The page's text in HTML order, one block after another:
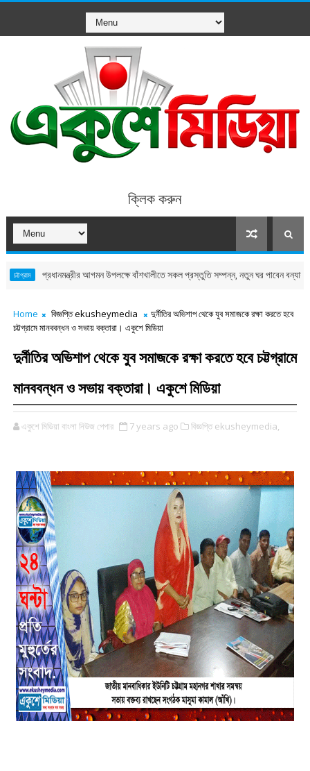
ক্লিক করুন
প্রধানমন্ত্রীর আগমন উপলক্ষে বাঁশখালীতে সকল প্রস্তুতি সম্পন্ন, নতুন ঘর পাবেন বন্যায় ক্ষতিগ্রস্ত
Home বিজ্ঞপ্তি ekusheymedia
দুর্নীতির অভিশাপ থেকে যুব সমাজকে রক্ষা করতে হবে
চট্টগ্রামে মানববন্ধন ও সভায় বক্তারা। একুশে মিডিয়া
দুর্নীতির অভিশাপ থেকে যুব সমাজকে রক্ষা করতে হবে চট্টগ্রামে
মানববন্ধন ও সভায় বক্তারা। একুশে মিডিয়া
একুশে মিডিয়া বাংলা নিউজ পেপার 7 years ago বিজ্ঞপ্তি ekusheymedia,